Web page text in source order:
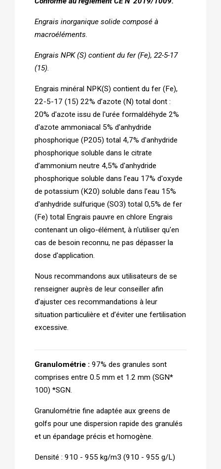
Engrais inorganique solide composé à
macroéléments.
Engrais NPK (S) contient du fer (Fe), 22-5-17
(15).
Engrais minéral NPK(S) contient du fer (Fe),
22-5-17 (15) 22% d’azote (N) total dont :
20% d'azote issu de l'urée formaldéhyde 2%
d'azote ammoniacal 5% d'anhydride
phosphorique (P205) total 4,7% d'anhydride
phosphorique soluble dans le citrate
d’ammonium neutre 4,5% d'anhydride
phosphorique soluble dans l’eau 17% d'oxyde
de potassium (K20) soluble dans l’eau 15%
d'anhydride sulfurique (SO3) total 0,5% de fer
(Fe) total Engrais pauvre en chlore Engrais
contenant un oligo-élément, à n'utiliser qu'en
cas de besoin reconnu, ne pas dépasser la
dose d'application.
Nous recommandons aux utilisateurs de se
renseigner auprès de leur conseiller afi­n
d’ajuster ces recommandations à leur
situation particulière et d’éviter une fertilisation
excessive.
Granulométrie : 97% des granules sont
comprises entre 0.5 mm et 1.2 mm (SGN*
100) *SGN.
Granulométrie fine adaptée aux greens de
golfs pour une dispersion rapide des granulés
et un épandage précis et homogène.
Densité : 910 - 955 kg/m3 (910 - 955 g/L)